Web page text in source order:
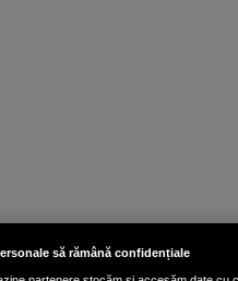
să rămână confidențiale